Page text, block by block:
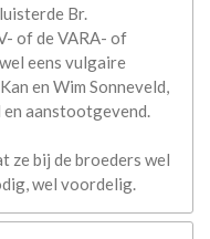
Br.
of de VARA- of
eens vulgaire
en Wim Sonneveld,
aanstootgevend.
ze bij de broeders wel
wel voordelig.